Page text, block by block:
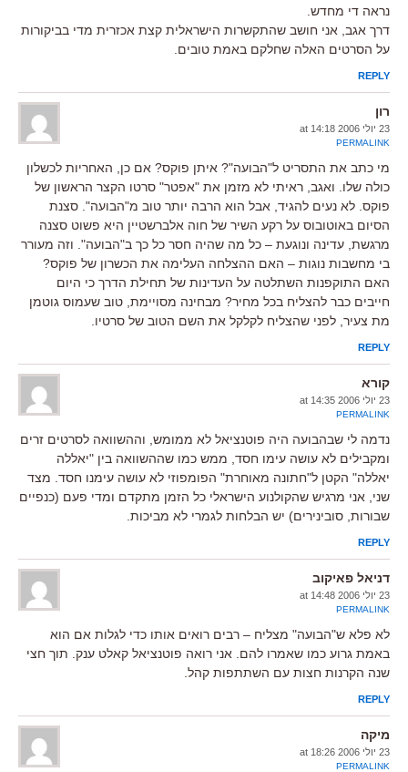
נראה די מחדש.
דרך אגב, אני חושב שהתקשרות הישראלית קצת אכזרית מדי בביקורות
על הסרטים האלה שחלקם באמת טובים.
REPLY
רון
23 יולי 2006 at 14:18
PERMALINK
מי כתב את התסריט ל"הבועה"? איתן פוקס? אם כן, האחריות לכשלון
כולה שלו. ואגב, ראיתי לא מזמן את "אפטר" סרטו הקצר הראשון של
פוקס. לא נעים להגיד, אבל הוא הרבה יותר טוב מ"הבועה". סצנת
הסיום באוטובוס על רקע השיר של חוה אלברשטיין היא פשוט סצנה
מרגשת, עדינה ונוגעת – כל מה שהיה חסר כל כך ב"הבועה". וזה מעורר
בי מחשבות נוגות – האם ההצלחה העלימה את הכשרון של פוקס?
האם התוקפנות השתלטה על העדינות של תחילת הדרך כי היום
חייבים כבר להצליח בכל מחיר? מבחינה מסויימת, טוב שעמוס גוטמן
מת צעיר, לפני שהצליח לקלקל את השם הטוב של סרטיו.
REPLY
קורא
23 יולי 2006 at 14:35
PERMALINK
נדמה לי שבהבועה היה פוטנציאל לא ממומש, וההשוואה לסרטים זרים
ומקבילים לא עושה עימו חסד, ממש כמו שההשוואה בין "יאללה
יאללה" הקטן ל"חתונה מאוחרת" הפומפוזי לא עושה עימנו חסד. מצד
שני, אני מרגיש שהקולנוע הישראלי כל הזמן מתקדם ומדי פעם (כנפיים
שבורות, סובינירים) יש הבלחות לגמרי לא מביכות.
REPLY
דניאל פאיקוב
23 יולי 2006 at 14:48
PERMALINK
לא פלא ש"הבועה" מצליח – רבים רואים אותו כדי לגלות אם הוא
באמת גרוע כמו שאמרו להם. אני רואה פוטנציאל קאלט ענק. תוך חצי
שנה הקרנות חצות עם השתתפות קהל.
REPLY
מיקה
23 יולי 2006 at 18:26
PERMALINK